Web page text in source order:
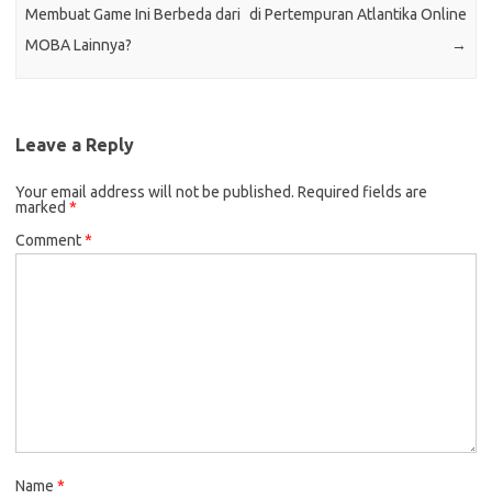
Membuat Game Ini Berbeda dari
MOBA Lainnya?
di Pertempuran Atlantika Online
→
Leave a Reply
Your email address will not be published. Required fields are
marked *
Comment*
Name *